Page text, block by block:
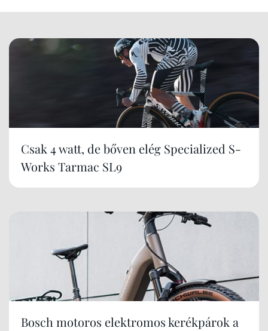
Csak 4 watt, de bőven elég Specialized S-
Works Tarmac SL9
Bosch motoros elektromos kerékpárok a